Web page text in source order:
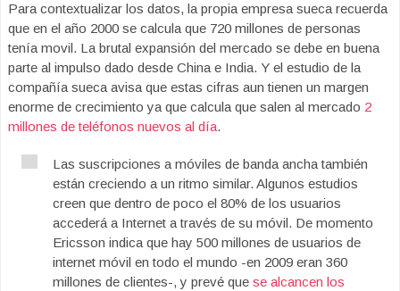
Para contextualizar los datos, la propia empresa sueca recuerda
que en el año 2000 se calcula que 720 millones de personas
tenía movil. La brutal expansión del mercado se debe en buena
parte al impulso dado desde China e India. Y el estudio de la
compañía sueca avisa que estas cifras aun tienen un margen
enorme de crecimiento ya que calcula que salen al mercado 2
millones de teléfonos nuevos al día.
Las suscripciones a móviles de banda ancha también
están creciendo a un ritmo similar. Algunos estudios
creen que dentro de poco el 80% de los usuarios
accederá a Internet a través de su móvil. De momento
Ericsson indica que hay 500 millones de usuarios de
internet móvil en todo el mundo -en 2009 eran 360
millones de clientes-, y prevé que se alcancen los